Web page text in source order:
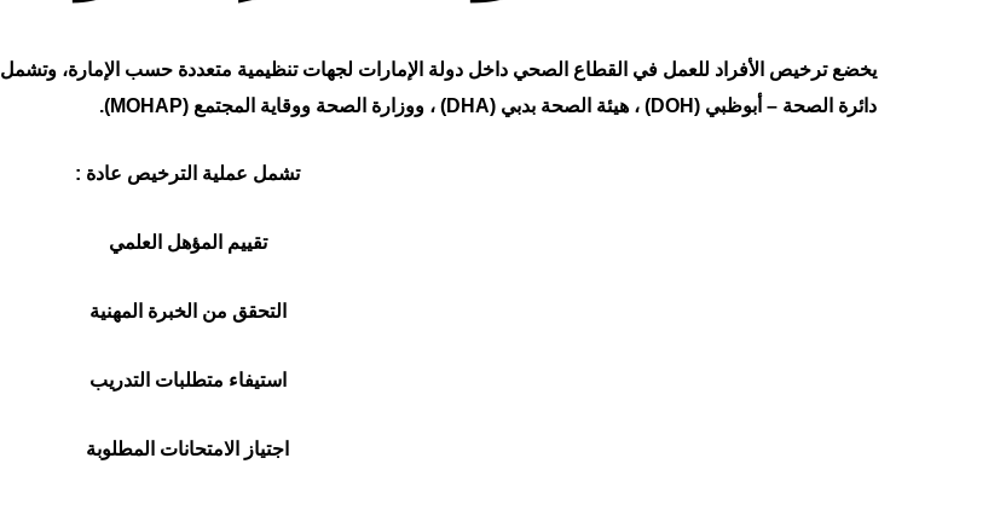
يخضع ترخيص الأفراد للعمل في القطاع الصحي داخل دولة الإمارات لجهات تنظيمية متعددة حسب الإمارة، وتشمل
دائرة الصحة – أبوظبي (DOH) ، هيئة الصحة بدبي (DHA) ، ووزارة الصحة ووقاية المجتمع (MOHAP)
.
تشمل عملية الترخيص عادة :
تقييم المؤهل العلمي
التحقق من الخبرة المهنية
استيفاء متطلبات التدريب
اجتياز الامتحانات المطلوبة